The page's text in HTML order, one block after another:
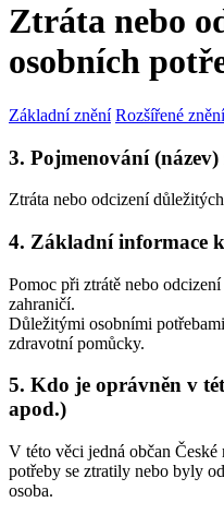
Ztráta nebo
osobních
Základní znění Rozšířené znění
3. Pojmenování
Ztráta nebo odcizení
4. Základní informace
Pomoc při ztrátě nebo
zahraničí.
Důležitými osobními
zdravotní pomůcky.
5. Kdo je oprávněn v
apod.)
V této věci jedná občan
potřeby se ztratily nebo byly
osoba.